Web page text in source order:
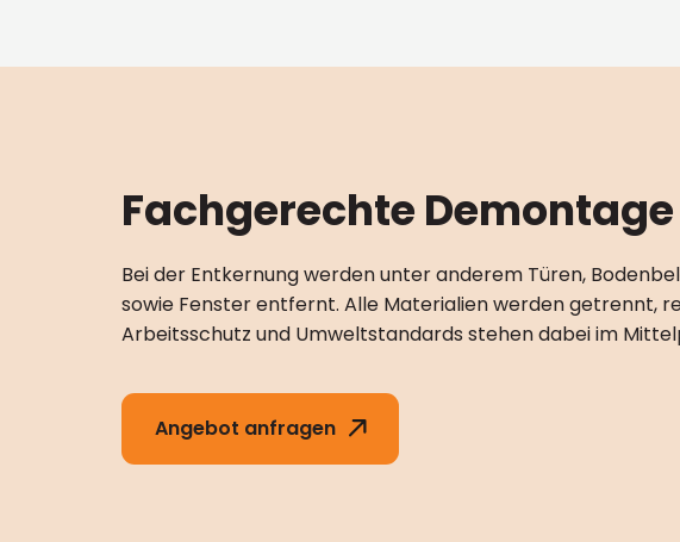
Fachgerechte
Bei der Entkernung werden unter anderem Türen,
sowie Fenster entfernt. Alle Materialien werden getrennt,
Arbeitsschutz und Umweltstandards stehen dabei im
Angebot anfragen